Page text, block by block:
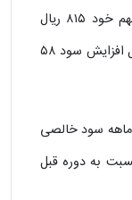
ماهه منتهی به اسفند سال ۱۴۰۳ برای هر سهم خود ۸۱۵ ریال
سود محقق کرده که نسبت به دوره مشابه قبل افزایش سود ۵۸
سرمایه گذاری مس سرچشمه در ۱۲ ماهه سود خالصی
نسبت به دوره قبل